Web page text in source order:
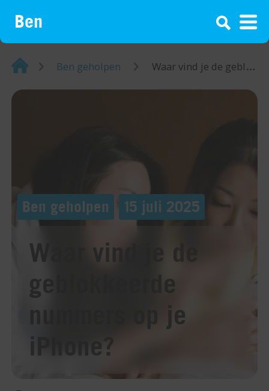
¡
Home Ben geholpen Waar vind je de geblokkeerde nummers op je iPhone?
Ben geholpen 15 juli 2025
Waar vind je de
geblokkeerde
nummers op je
iPhone?